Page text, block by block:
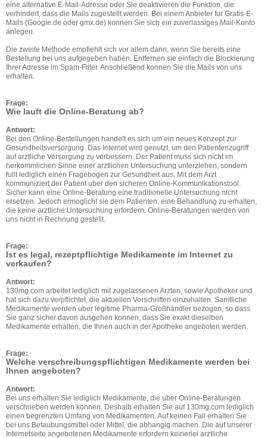
eine alternative E-Mail-Adresse oder Sie deaktivieren die Funktion, die
verhindert, dass die Mails zugestellt werden. Bei einem Anbieter fur Gratis-E-
Mails (Google.de oder gmx.de) konnen Sie sich ein zuverlassiges Mail-Konto
anlegen.
Die zweite Methode empfiehlt sich vor allem dann, wenn Sie bereits eine
Bestellung bei uns aufgegeben haben. Entfernen sie einfach die Blockierung
Ihrer Adresse im Spam-Filter. Anschließend konnen Sie die Mails von uns
erhalten.
Frage:
Wie lauft die Online-Beratung ab?
Antwort:
Bei den Online-Bestellungen handelt es sich um ein neues Konzept zur
Gesundheitsversorgung. Das Internet wird genutzt, um den Patientenzugriff
auf arztliche Versorgung zu verbessern. Der Patient muss sich nicht im
herkommlichen Sinne einer arztlichen Untersuchung unterziehen, sondern
fullt lediglich einen Fragebogen zur Gesundheit aus. Mit dem Arzt
kommuniziert der Patient uber den sicheren Online-Kommunikationstool.
Sicher kann eine Online-Beratung eine traditionelle Untersuchung nicht
ersetzen. Jedoch ermoglicht sie dem Patienten, eine Behandlung zu erhalten,
die keine arztliche Untersuchung erfordern. Online-Beratungen werden von
uns nicht in Rechnung gestellt.
Frage:
Ist es legal, rezeptpflichtige Medikamente im Internet zu
verkaufen?
Antwort:
130mg.com arbeitet lediglich mit zugelassenen Arzten, sowie Apotheker und
hat sich dazu verpflichtet, die aktuellen Vorschriften einzuhalten. Samtliche
Medikamente werden uber legitime Pharma-Großhändler bezogen, so dass
Sie ganz sicher davon ausgehen konnen, dass Sie exakt dieselben
Medikamente erhalten, die Ihnen auch in der Apotheke angeboten werden.
Frage:
Welche verschreibungspflichtigen Medikamente werden bei
Ihnen angeboten?
Antwort:
Bei uns erhalten Sie lediglich Medikamente, die uber Online-Beratungen
verschrieben werden konnen. Deshalb erhalten Sie auf 130mg.com lediglich
einen begrenzten Umfang von Medikamenten. Auf keinen Fall erhalten Sie
bei uns Betaubungsmittel oder Mittel, die abhangig machen. Die auf unserer
Internetseite angebotenen Medikamente erfordern keinerlei arztliche